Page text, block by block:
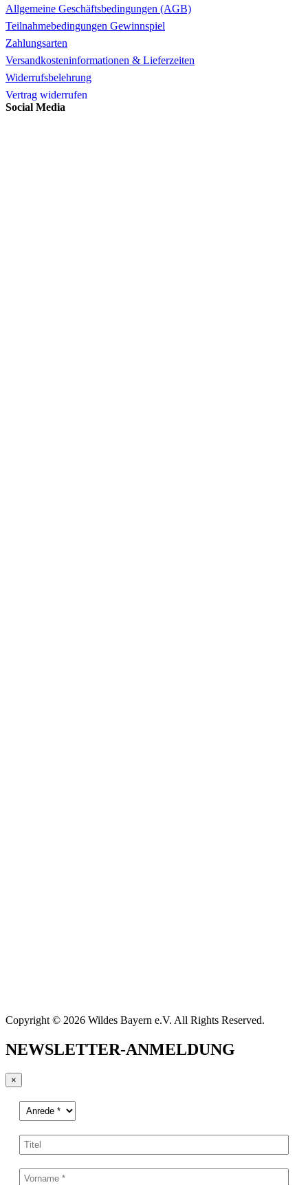
Allgemeine Geschäftsbedingungen (AGB)
Teilnahmebedingungen Gewinnspiel
Zahlungsarten
Versandkosteninformationen & Lieferzeiten
Widerrufsbelehrung
Vertrag widerrufen
Social Media
Copyright © 2026 Wildes Bayern e.V. All Rights Reserved.
NEWSLETTER-ANMELDUNG
×